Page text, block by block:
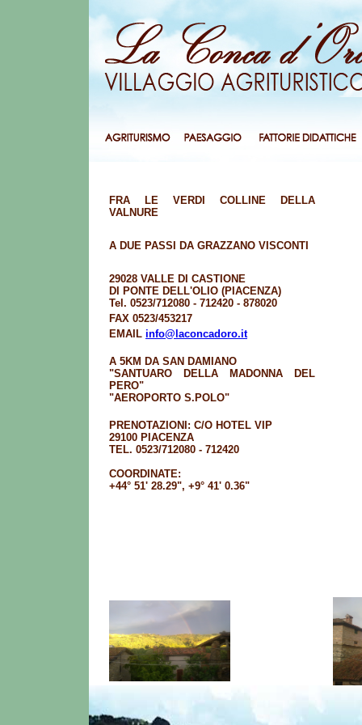
FRA LE VERDI COLLINE DELLA
VALNURE
A DUE PASSI DA GRAZZANO VISCONTI
29028 VALLE DI CASTIONE
DI PONTE DELL'OLIO (PIACENZA)
Tel. 0523/712080 - 712420 - 878020
FAX 0523/453217
EMAIL info@laconcadoro.it
A 5KM DA SAN DAMIANO
"SANTUARO DELLA MADONNA DEL
PERO"
"AEROPORTO S.POLO"
PRENOTAZIONI: C/O HOTEL VIP
29100 PIACENZA
TEL. 0523/712080 - 712420
COORDINATE:
+44° 51' 28.29", +9° 41' 0.36"